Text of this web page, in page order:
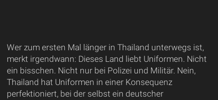
Wer zum ersten Mal länger in Thailand unterwegs ist,
merkt irgendwann: Dieses Land liebt Uniformen. Nicht
ein bisschen. Nicht nur bei Polizei und Militär. Nein,
Thailand hat Uniformen in einer Konsequenz
perfektioniert, bei der selbst ein deutscher